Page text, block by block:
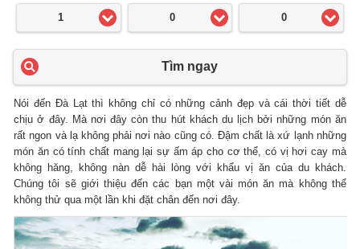
1 0 0
Tìm ngay
Nói đến Đà Lạt thì không chỉ có những cảnh đẹp và cái thời tiết dễ
chịu ở đây. Mà nơi đây còn thu hút khách du lịch bởi những món ăn
rất ngon và lạ không phải nơi nào cũng có. Đậm chất là xứ lạnh những
món ăn có tính chất mang lại sự ấm áp cho cơ thể, có vị hơi cay mà
không hăng, không nàn dễ hài lòng với khẩu vị ăn của du khách.
Chúng tôi sẽ giới thiệu đến các bạn một vài món ăn mà không thể
không thử qua một lần khi đặt chân đến nơi đây.